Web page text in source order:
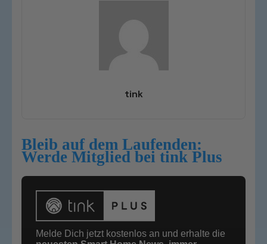
tink
Bleib auf dem Laufenden:
Werde Mitglied bei tink Plus
Melde Dich jetzt kostenlos an und erhalte die